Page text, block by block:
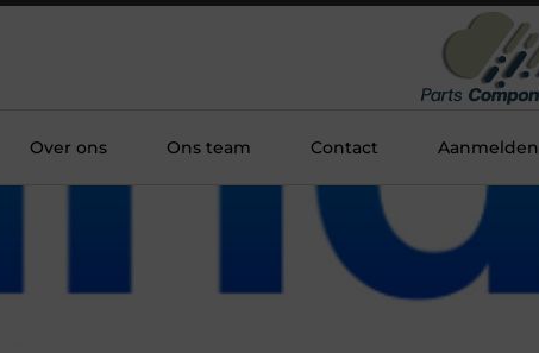
Over ons Ons team Contact Aanmelden